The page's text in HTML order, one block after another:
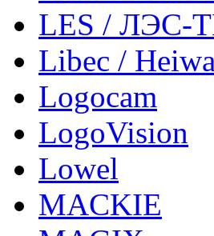
LES / ЛЭС-
Libec / Heiwa
Logocam
LogoVision
Lowel
MACKIE